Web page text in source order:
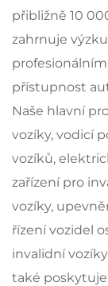
přibližně 10
zahrnuje
přístupnost
Naše hlavní
vozíky, vodicí
vozíků,
zařízení pro
vozíky,
řízení vozidel
invalidní
také